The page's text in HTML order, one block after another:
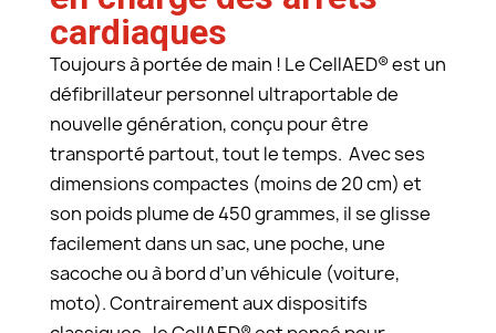
cardiaques
Toujours à portée de main ! Le CellAED® est un
défibrillateur personnel ultraportable de
nouvelle génération, conçu pour être
transporté partout, tout le temps. Avec ses
dimensions compactes (moins de 20 cm) et
son poids plume de 450 grammes, il se glisse
facilement dans un sac, une poche, une
sacoche ou à bord d’un véhicule (voiture,
moto). Contrairement aux dispositifs